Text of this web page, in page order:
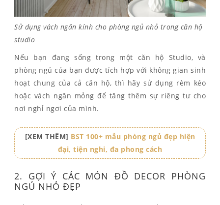
Sử dụng vách ngăn kính cho phòng ngủ nhỏ trong căn hộ
studio
Nếu bạn đang sống trong một căn hộ Studio, và
phòng ngủ của bạn được tích hợp với không gian sinh
hoạt chung của cả căn hộ, thì hãy sử dụng rèm kéo
hoặc vách ngăn mỏng để tăng thêm sự riêng tư cho
nơi nghỉ ngơi của mình.
[XEM THÊM] BST 100+ mẫu phòng ngủ đẹp hiện
đại, tiện nghi, đa phong cách
2. GỢI Ý CÁC MÓN ĐỒ DECOR PHÒNG
NGỦ NHỎ ĐẸP